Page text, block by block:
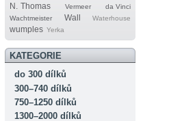
N. Thomas
Vermeer
da Vinci
Wachtmeister
Wall Waterhouse
wumples Yerka
KATEGORIE
do 300 dílků
300–740 dílků
750–1250 dílků
1300–2000 dílků